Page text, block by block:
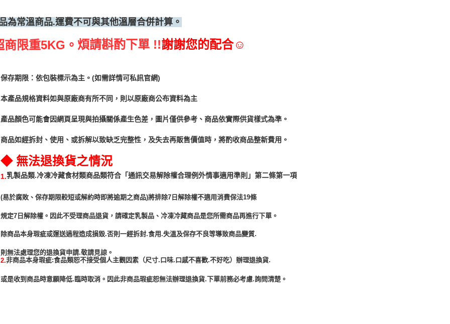
為常溫商品.運費不可與其他溫層合併計算。
商限重5KG。 煩請斟酌下單 !!謝謝您的配合☺
保存期限：依包裝標示為主。(如需詳情可私訊官網)
本產品規格資料如與原廠商有所不同，則以原廠商公布資料為主
產品顏色可能會因網頁呈現與拍攝關係產生色差，圖片僅供參考、商品依實際供貨樣式為準。
商品如經拆封、使用、或拆解以致缺乏完整性，及失去再販售價值時，將酌收商品整﻿新費用。
◆ 無法退換貨之情況
1.乳製品類.冷凍冷藏食材類商品類符合 「通訊交易解除權合理例外情事適用準則」第二條第一項
(易於腐敗、保存期限較短或解約時即將逾期之商品)將排除7日解除權不適用消費保法19條
規定7日解除權。因此不受理商品退貨，請確定乳製品、冷凍冷藏商品是您所需商品再進行下單。
除商品本身瑕疵或運送過程造成損毀.否則一經拆封.食用.失溫及保存不良等導致商品變質.
2.非商品本身瑕疵:食品類恕不接受個人主觀因素（尺寸.口味.口感不喜歡.不好吃）辦理退換貨.
或是收到商品時意願降低.臨時取消。因此非商品瑕疵恕無法辦理退換貨.下單前務必考慮.詢問清楚。